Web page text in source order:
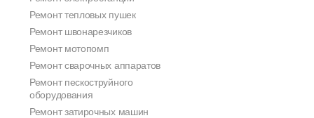
Ремонт тепловых пушек
Ремонт швонарезчиков
Ремонт мотопомп
Ремонт сварочных аппаратов
Ремонт пескоструйного
оборудования
Ремонт затирочных машин